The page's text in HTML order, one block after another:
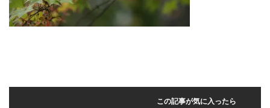
この記事が気に入ったら